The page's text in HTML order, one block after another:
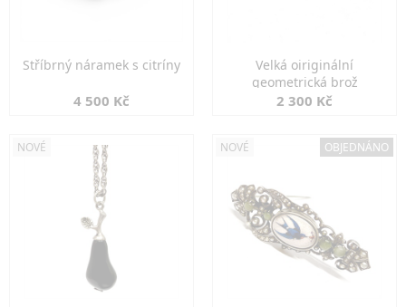
Stříbrný náramek s citríny
4 500 Kč
Velká oiriginální
geometrická brož
2 300 Kč
NOVÉ NOVÉ OBJEDNÁNO